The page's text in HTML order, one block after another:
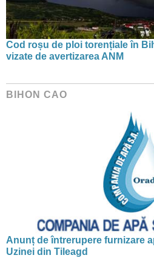
Cod roșu de ploi torențiale în
vizate de avertizarea ANM
BIHON CAO
Anunț de întrerupere furnizare
Uzinei din Tileagd